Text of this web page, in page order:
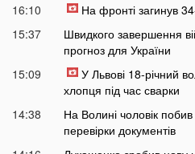
16:10
На фронті загинув
15:37
Швидкого завершення
прогноз для України
15:09
У Львові 18-річний
хлопця під час сварки
14:38
На Волині чоловік
перевірки документів